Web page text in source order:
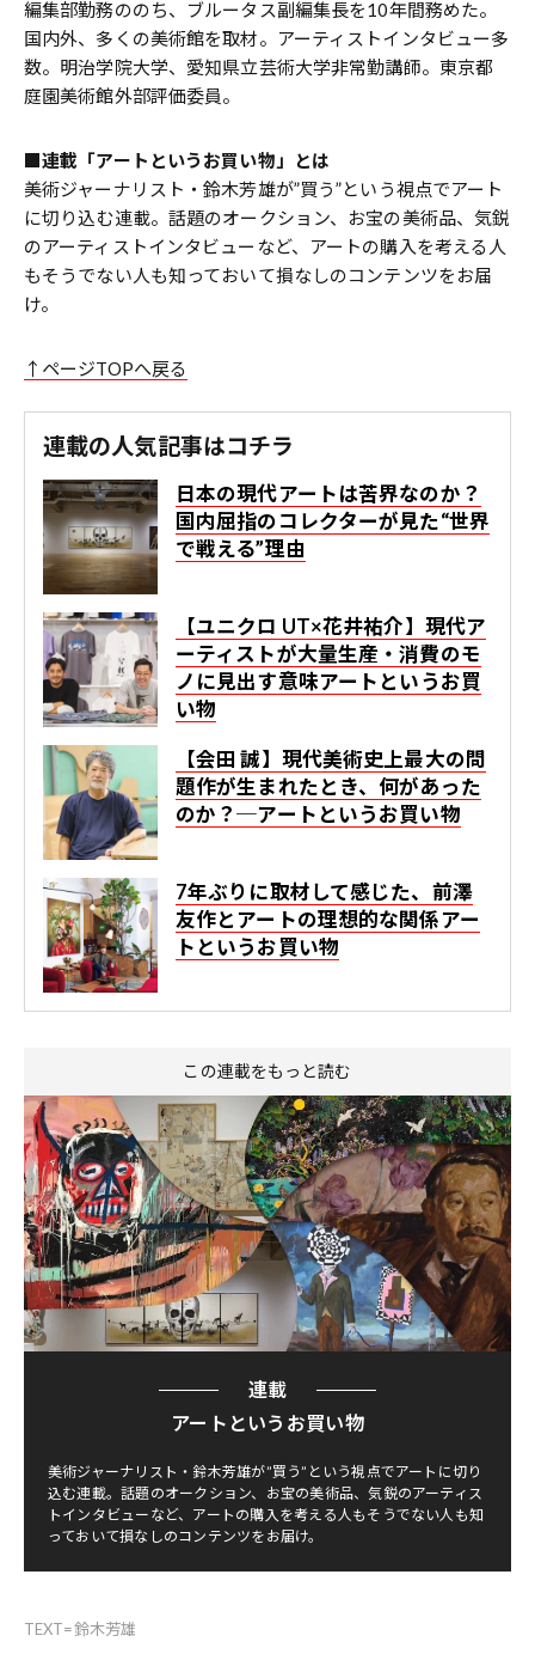
編集部勤務ののち、ブルータス副編集長を10年間務めた。
国内外、多くの美術館を取材。アーティストインタビュー多
数。明治学院大学、愛知県立芸術大学非常勤講師。東京都
庭園美術館外部評価委員。
■連載「アートというお買い物」とは
美術ジャーナリスト・鈴木芳雄が”買う”という視点でアート
に切り込む連載。話題のオークション、お宝の美術品、気鋭
のアーティストインタビューなど、アートの購入を考える人
もそうでない人も知っておいて損なしのコンテンツをお届
け。
↑ページTOPへ戻る
連載の人気記事はコチラ
日本の現代アートは苦界なのか？
国内屈指のコレクターが見た“世界
で戦える”理由
【ユニクロ UT×花井祐介】現代ア
ーティストが大量生産・消費のモ
ノに見出す意味――アートというお買
い物
【会田 誠】現代美術史上最大の問
題作が生まれたとき、何があった
のか？─アートというお買い物
7年ぶりに取材して感じた、前澤
友作とアートの理想的な関係――アー
トというお買い物
この連載をもっと読む
連載
アートというお買い物
美術ジャーナリスト・鈴木芳雄が”買う”という視点でアートに切り
込む連載。話題のオークション、お宝の美術品、気鋭のアーティス
トインタビューなど、アートの購入を考える人もそうでない人も知
っておいて損なしのコンテンツをお届け。
TEXT=鈴木芳雄